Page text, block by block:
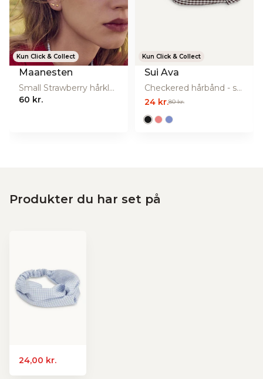
Kun Click & Collect
Maanesten
Small Strawberry hårklemme - Cranberry
60 kr.
Kun Click & Collect
Sui Ava
Checkered hårbånd - sort
24 kr.80 kr.
Produkter du har set på
24,00 kr.